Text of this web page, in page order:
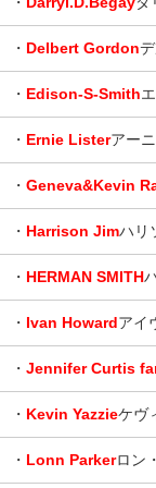
・ Delbert Gordon
・ Edison-S-Smith
・ Ernie Listerアー
・ Geneva&Kevin
・ Harrison Jimハリ
・ HERMAN SMITH
・ Ivan Howardアイ
・ Jennifer Curtis
・ Kevin Yazzieケヴ
・ Lonn Parkerロン